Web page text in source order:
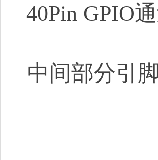
40Pin GPIO
中间部分引